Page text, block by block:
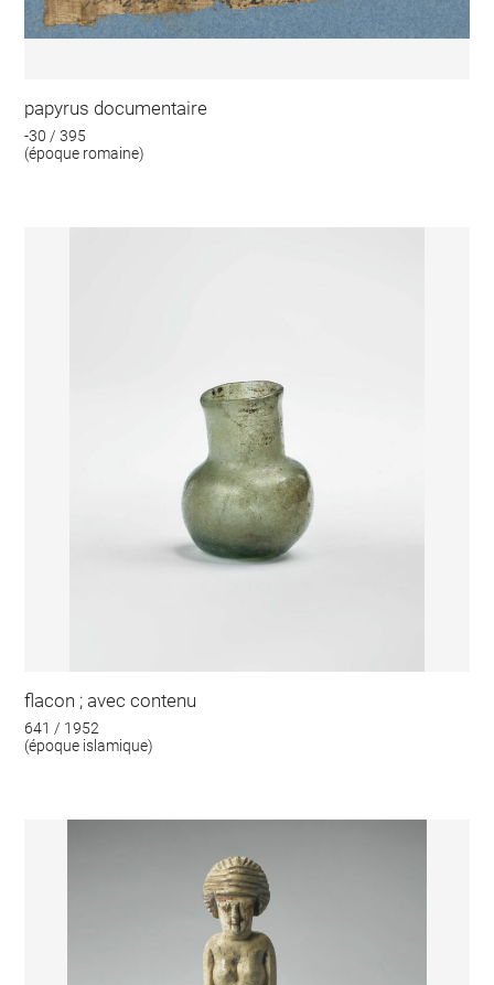
papyrus documentaire
-30 / 395
(époque romaine)
flacon ; avec contenu
641 / 1952
(époque islamique)